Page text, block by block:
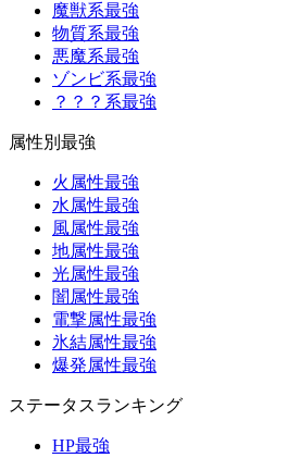
魔獣系最強
物質系最強
悪魔系最強
ゾンビ系最強
？？？系最強
属性別最強
火属性最強
水属性最強
風属性最強
地属性最強
光属性最強
闇属性最強
電撃属性最強
氷結属性最強
爆発属性最強
ステータスランキング
HP最強